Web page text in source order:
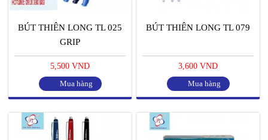
BÚT THIÊN LONG TL 025
GRIP
5,500 VND
Mua hàng
BÚT THIÊN LONG TL 079
3,600 VND
Mua hàng